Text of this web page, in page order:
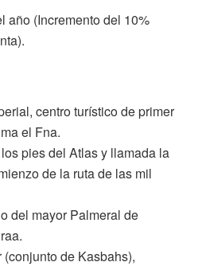
año (Incremento del 10%
centro turístico de primer
el Fna.
pies del Atlas y llamada la
de la ruta de las mil
del mayor Palmeral de
(conjunto de Kasbahs),